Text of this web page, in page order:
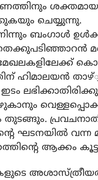
ശക്തമായ
ചെയ്യുന്നു.
ബംഗാൾ
മേഖലകളിലേക്ക്
ഹിമാലയൻ
ഇടം
തുടങ്ങും.
ഘടനയിൽ വന്ന
ആക്കം